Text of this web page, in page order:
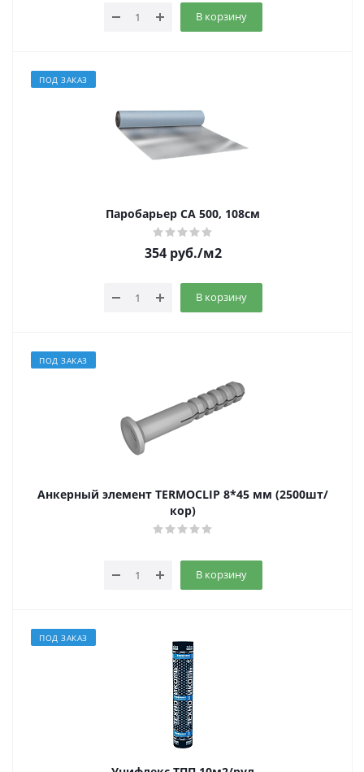
В корзину
ПОД ЗАКАЗ
Паробарьер СА 500, 108см
354руб./м2
В корзину
ПОД ЗАКАЗ
Анкерный элемент TERMOCLIP 8*45 мм (2500шт/
кор)
В корзину
ПОД ЗАКАЗ